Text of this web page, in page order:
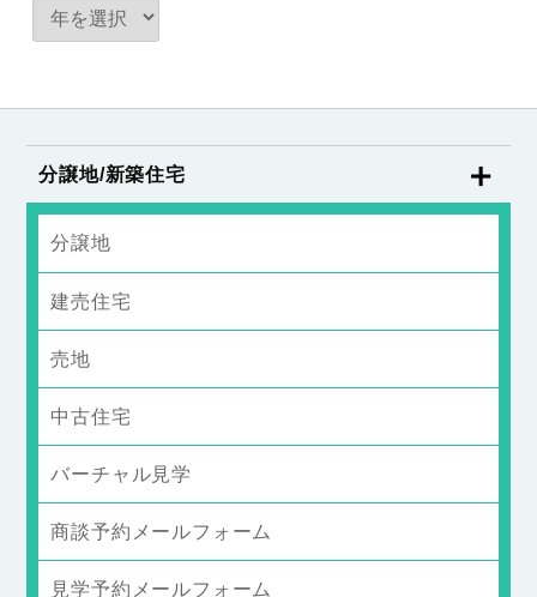
分譲地/新築住宅
分譲地
建売住宅
売地
中古住宅
バーチャル見学
商談予約メールフォーム
見学予約メールフォーム